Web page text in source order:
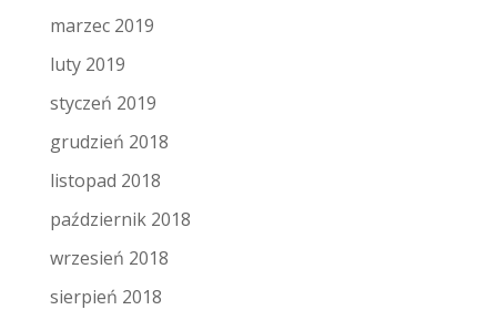
marzec 2019
luty 2019
styczeń 2019
grudzień 2018
listopad 2018
październik 2018
wrzesień 2018
sierpień 2018